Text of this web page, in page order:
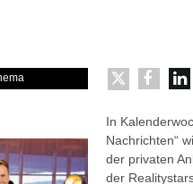
In
Nachrichten“
der privaten
der